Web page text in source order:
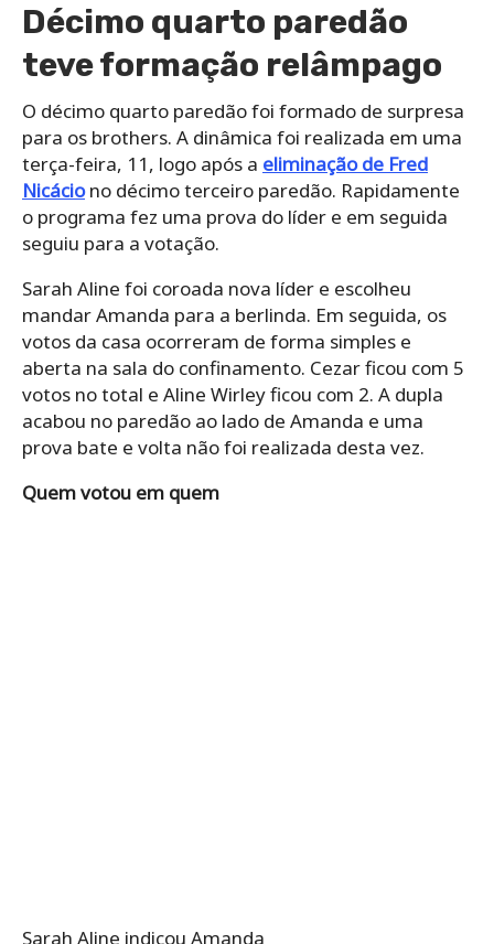
Décimo quarto paredão
teve formação relâmpago
O décimo quarto paredão foi formado de surpresa
para os brothers. A dinâmica foi realizada em uma
terça-feira, 11, logo após a eliminação de Fred
Nicáciono décimo terceiro paredão. Rapidamente
o programa fez uma prova do líder e em seguida
seguiu para a votação.
Sarah Aline foi coroada nova líder e escolheu
mandar Amanda para a berlinda. Em seguida, os
votos da casa ocorreram de forma simples e
aberta na sala do confinamento. Cezar ficou com 5
votos no total e Aline Wirley ficou com 2. A dupla
acabou no paredão ao lado de Amanda e uma
prova bate e volta não foi realizada desta vez.
Quem votou em quem
Sarah Aline indicou Amanda